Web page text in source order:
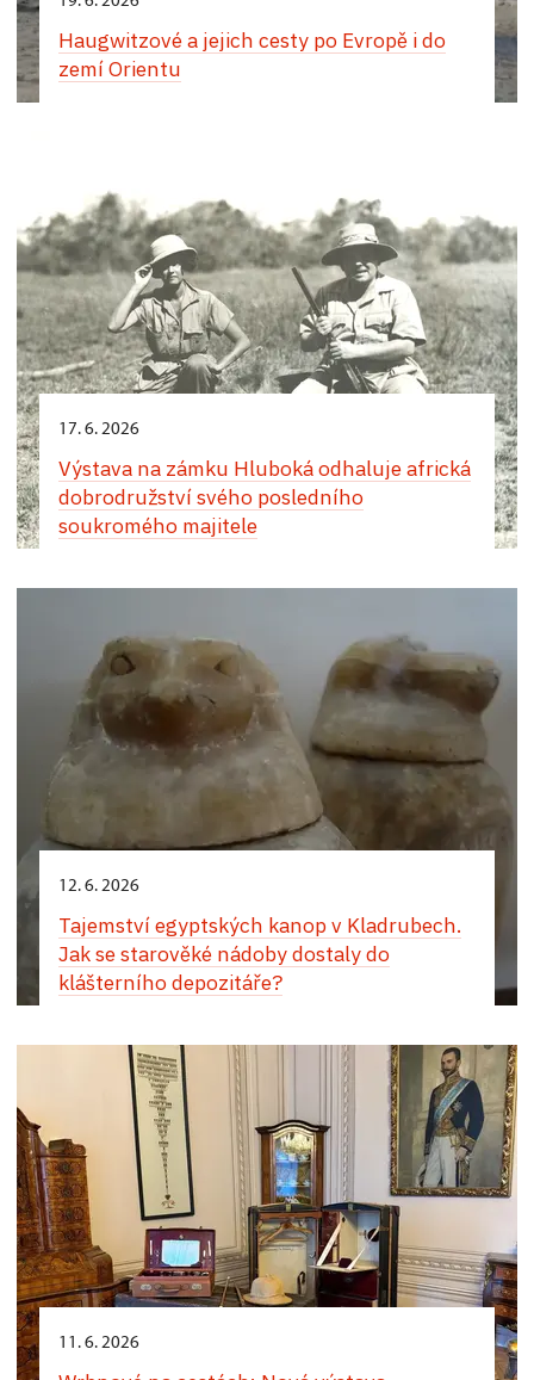
Haugwitzové a jejich cesty po Evropě i do
zemí Orientu
17. 6. 2026
Výstava na zámku Hluboká odhaluje africká
dobrodružství svého posledního
soukromého majitele
12. 6. 2026
Tajemství egyptských kanop v Kladrubech.
Jak se starověké nádoby dostaly do
klášterního depozitáře?
11. 6. 2026